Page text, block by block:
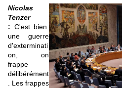
Nicolas
Tenzer
: C'est bien
une guerre
d'exterminati
on, on
frappe
délibérément
. Les frappes